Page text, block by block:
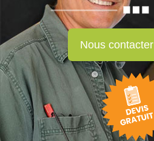
Nous contacter